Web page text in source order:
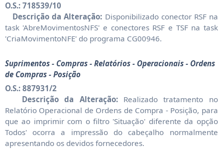
O.S.: 718539/10
Descrição da Alteração: Disponibilizado conector RSF na
task 'AbreMovimentosNFS' e conectores RSF e TSF na task
'CriaMovimentoNFE' do programa CG00946.
Suprimentos - Compras - Relatórios - Operacionais - Ordens
de Compras - Posição
O.S.: 887931/2
Descrição da Alteração:Realizado tratamento no
Relatório Operacional de Ordens de Compra - Posição, para
que ao imprimir com o filtro 'Situação' diferente da opção
Todos' ocorra a impressão do cabeçalho normalmente
apresentando os devidos fornecedores.